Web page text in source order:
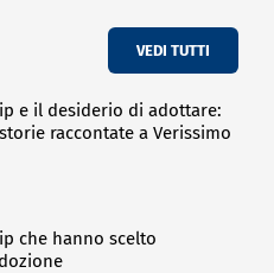
VEDI TUTTI
e il desiderio di adottare:
raccontate a Verissimo
che hanno scelto